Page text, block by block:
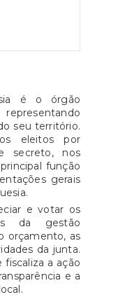
é o órgão
seu território.
eleitos por
secreto, nos
função
gerais
e votar os
da gestão
orçamento, as
da junta.
a ação
e a